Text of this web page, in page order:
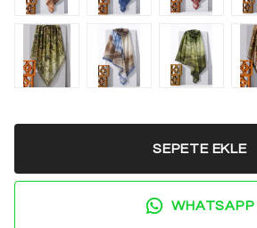
SEPETE EKLE
WHATSAPP
%20
2. Üründe Net %20
Bu ve benzeri fırsatları